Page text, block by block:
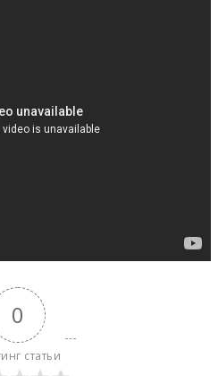
0
статьи